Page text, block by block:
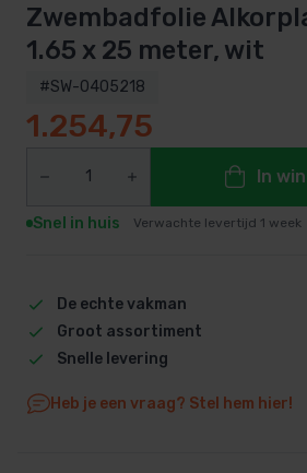
Zwembadfolie
1.65 x 25 meter, wit
#SW-0405218
1.254,75
In
Snel in huis Verwachte levertijd 1 week
De echte vakman
Groot assortiment
Snelle levering
Heb je een vraag? Stel hem hier!